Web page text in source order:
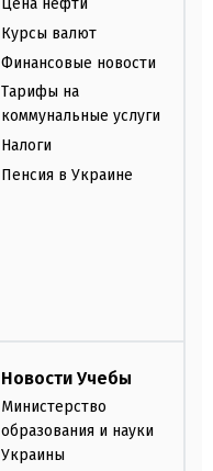
Цена нефти
Курсы валют
Финансовые новости
Тарифы на
коммунальные услуги
Налоги
Пенсия в Украине
Новости Учебы
Министерство
образования и науки
Украины